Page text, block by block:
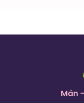
Mån